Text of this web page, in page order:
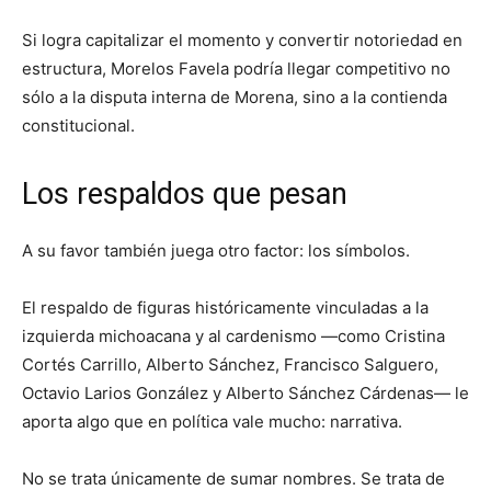
Si logra capitalizar el momento y convertir notoriedad en
estructura, Morelos Favela podría llegar competitivo no
sólo a la disputa interna de Morena, sino a la contienda
constitucional.
Los respaldos que pesan
A su favor también juega otro factor: los símbolos.
El respaldo de figuras históricamente vinculadas a la
izquierda michoacana y al cardenismo —como Cristina
Cortés Carrillo, Alberto Sánchez, Francisco Salguero,
Octavio Larios González y Alberto Sánchez Cárdenas— le
aporta algo que en política vale mucho: narrativa.
No se trata únicamente de sumar nombres. Se trata de